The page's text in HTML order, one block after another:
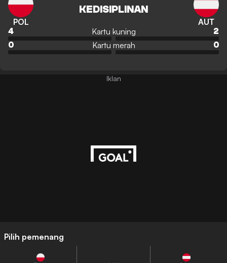
POL
KEDISIPLINAN
AUT
4 Kartu kuning
2
0
Kartu merah 0
Pilih pemenang
Iklan